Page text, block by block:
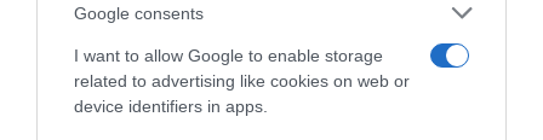
Google consents
I want to allow Google to enable storage
related to advertising like cookies on web or
device identifiers in apps.